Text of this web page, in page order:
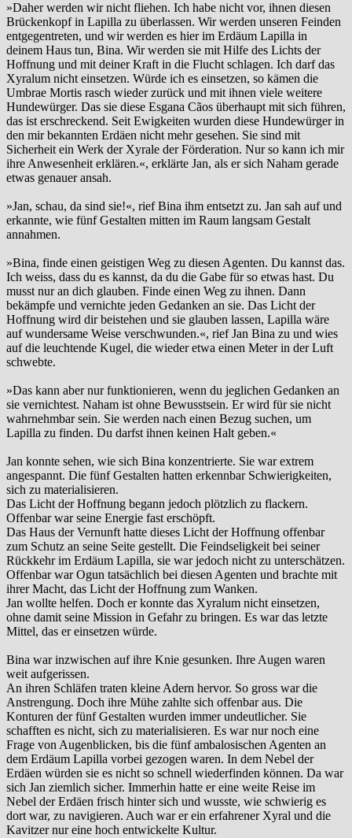
»Daher werden wir nicht fliehen. Ich habe nicht vor, ihnen diesen
Brückenkopf in Lapilla zu überlassen. Wir werden unseren Feinden
entgegentreten, und wir werden es hier im Erdäum Lapilla in
deinem Haus tun, Bina. Wir werden sie mit Hilfe des Lichts der
Hoffnung und mit deiner Kraft in die Flucht schlagen. Ich darf das
Xyralum nicht einsetzen. Würde ich es einsetzen, so kämen die
Umbrae Mortis rasch wieder zurück und mit ihnen viele weitere
Hundewürger. Das sie diese Esgana Cãos überhaupt mit sich führen,
das ist erschreckend. Seit Ewigkeiten wurden diese Hundewürger in
den mir bekannten Erdäen nicht mehr gesehen. Sie sind mit
Sicherheit ein Werk der Xyrale der Förderation. Nur so kann ich mir
ihre Anwesenheit erklären.«, erklärte Jan, als er sich Naham gerade
etwas genauer ansah.
»Jan, schau, da sind sie!«, rief Bina ihm entsetzt zu. Jan sah auf und
erkannte, wie fünf Gestalten mitten im Raum langsam Gestalt
annahmen.
»Bina, finde einen geistigen Weg zu diesen Agenten. Du kannst das.
Ich weiss, dass du es kannst, da du die Gabe für so etwas hast. Du
musst nur an dich glauben. Finde einen Weg zu ihnen. Dann
bekämpfe und vernichte jeden Gedanken an sie. Das Licht der
Hoffnung wird dir beistehen und sie glauben lassen, Lapilla wäre
auf wundersame Weise verschwunden.«, rief Jan Bina zu und wies
auf die leuchtende Kugel, die wieder etwa einen Meter in der Luft
schwebte.
»Das kann aber nur funktionieren, wenn du jeglichen Gedanken an
sie vernichtest. Naham ist ohne Bewusstsein. Er wird für sie nicht
wahrnehmbar sein. Sie werden nach einen Bezug suchen, um
Lapilla zu finden. Du darfst ihnen keinen Halt geben.«
Jan konnte sehen, wie sich Bina konzentrierte. Sie war extrem
angespannt. Die fünf Gestalten hatten erkennbar Schwierigkeiten,
sich zu materialisieren.
Das Licht der Hoffnung begann jedoch plötzlich zu flackern.
Offenbar war seine Energie fast erschöpft.
Das Haus der Vernunft hatte dieses Licht der Hoffnung offenbar
zum Schutz an seine Seite gestellt. Die Feindseligkeit bei seiner
Rückkehr im Erdäum Lapilla, sie war jedoch nicht zu unterschätzen.
Offenbar war Ogun tatsächlich bei diesen Agenten und brachte mit
ihrer Macht, das Licht der Hoffnung zum Wanken.
Jan wollte helfen. Doch er konnte das Xyralum nicht einsetzen,
ohne damit seine Mission in Gefahr zu bringen. Es war das letzte
Mittel, das er einsetzen würde.
Bina war inzwischen auf ihre Knie gesunken. Ihre Augen waren
weit aufgerissen.
An ihren Schläfen traten kleine Adern hervor. So gross war die
Anstrengung. Doch ihre Mühe zahlte sich offenbar aus. Die
Konturen der fünf Gestalten wurden immer undeutlicher. Sie
schafften es nicht, sich zu materialisieren. Es war nur noch eine
Frage von Augenblicken, bis die fünf ambalosischen Agenten an
dem Erdäum Lapilla vorbei gezogen waren. In dem Nebel der
Erdäen würden sie es nicht so schnell wiederfinden können. Da war
sich Jan ziemlich sicher. Immerhin hatte er eine weite Reise im
Nebel der Erdäen frisch hinter sich und wusste, wie schwierig es
dort war, zu navigieren. Auch war er ein erfahrener Xyral und die
Kavitzer nur eine hoch entwickelte Kultur.